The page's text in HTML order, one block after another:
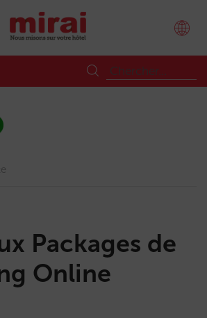
Packages de
Online